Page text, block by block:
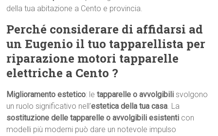
della tua abitazione a Cento e provincia.
Perché considerare di affidarsi ad
un Eugenio il tuo tapparellista per
riparazione motori tapparelle
elettriche a Cento ?
Miglioramento estetico: letapparelle o avvolgibili svolgono
un ruolo significativo nell’estetica della tua casa. La
sostituzione delle tapparelle o avvolgibili esistenti con
modelli più moderni può dare un notevole impulso